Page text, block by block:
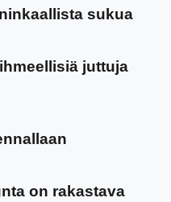
sukua
juttuja
on rakastava